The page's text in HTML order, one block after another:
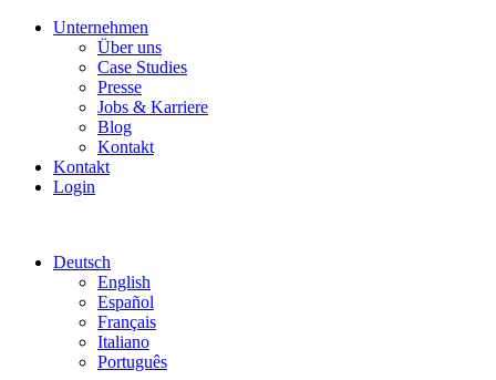
Unternehmen
Über uns
Case Studies
Presse
Jobs & Karriere
Blog
Kontakt
Kontakt
Login
Deutsch
English
Español
Français
Italiano
Português